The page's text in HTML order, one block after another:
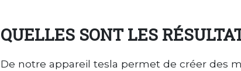
QUELLES SONT LES
De notre appareil tesla permet de créer des